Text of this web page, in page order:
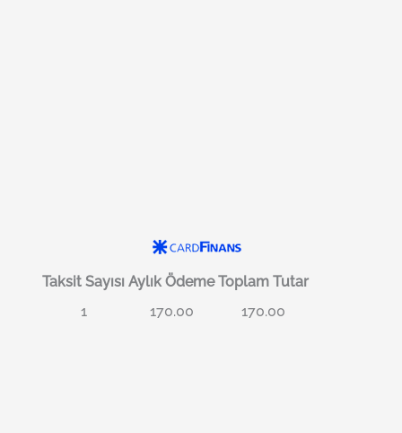
Taksit Sayısı Aylık Ödeme Toplam Tutar
1
170.00 170.00